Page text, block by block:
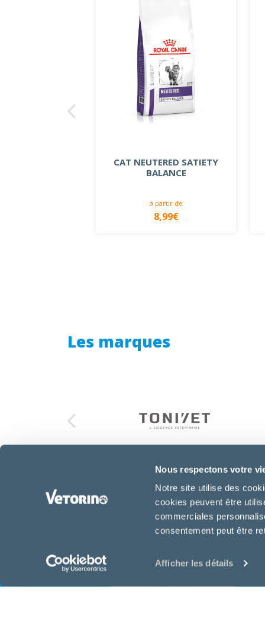
Nous respectons votre
Notre site utilise des
cookies peuvent être
commerciales
consentement peut être
Afficher les détails
CAT NEUTERED SATIETY
BALANCE
à partir de
8,99€
Les marques
Équipe de la clinique